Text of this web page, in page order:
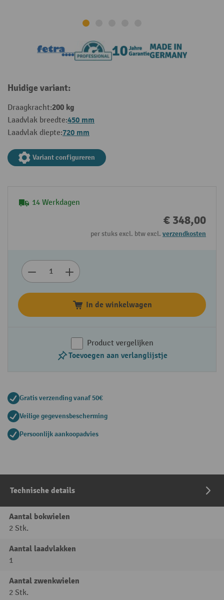
Huidige variant:
Draagkracht:200 kg
Laadvlak breedte:450 mm
Laadvlak diepte:720 mm
Variant configureren
14 Werkdagen
€ 348,00
per stuks excl. btw excl. verzendkosten
In de winkelwagen
Product vergelijken
Toevoegen aan verlanglijstje
Gratis verzending vanaf 50€
Veilige gegevensbescherming
Persoonlijk aankoopadvies
Technische details
Aantal bokwielen
2 Stk.
Aantal laadvlakken
1
Aantal zwenkwielen
2 Stk.